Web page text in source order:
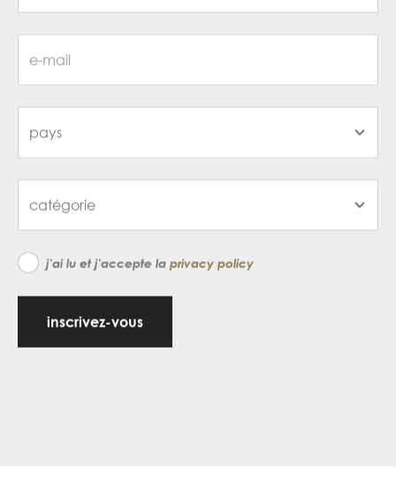
j'ai lu et j'accepte la privacy policy
inscrivez-vous